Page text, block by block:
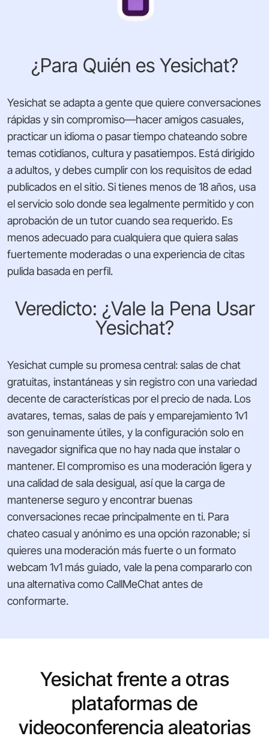
¿Para Quién es Yesichat?
Yesichat se adapta a gente que quiere conversaciones
rápidas y sin compromiso—hacer amigos casuales,
practicar un idioma o pasar tiempo chateando sobre
temas cotidianos, cultura y pasatiempos. Está dirigido
a adultos, y debes cumplir con los requisitos de edad
publicados en el sitio. Si tienes menos de 18 años, usa
el servicio solo donde sea legalmente permitido y con
aprobación de un tutor cuando sea requerido. Es
menos adecuado para cualquiera que quiera salas
fuertemente moderadas o una experiencia de citas
pulida basada en perfil.
Veredicto: ¿Vale la Pena Usar
Yesichat?
Yesichat cumple su promesa central: salas de chat
gratuitas, instantáneas y sin registro con una variedad
decente de características por el precio de nada. Los
avatares, temas, salas de país y emparejamiento 1v1
son genuinamente útiles, y la configuración solo en
navegador significa que no hay nada que instalar o
mantener. El compromiso es una moderación ligera y
una calidad de sala desigual, así que la carga de
mantenerse seguro y encontrar buenas
conversaciones recae principalmente en ti. Para
chateo casual y anónimo es una opción razonable; si
quieres una moderación más fuerte o un formato
webcam 1v1 más guiado, vale la pena compararlo con
una alternativa como CallMeChat antes de
conformarte.
Yesichat frente a otras
plataformas de
videoconferencia aleatorias